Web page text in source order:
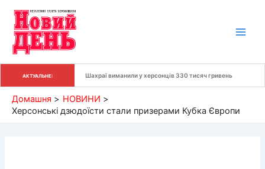
вмісту
АКТУАЛЬНЕ: Шахраї виманили у херсонців 330 тисяч гривень
Домашня
НОВИНИ
Херсонські дзюдоїсти стали призерами Кубка Європи